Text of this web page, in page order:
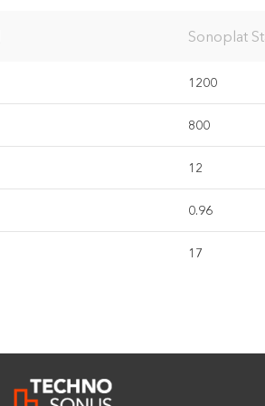
Sonoplat
1200
800
12
0.96
17